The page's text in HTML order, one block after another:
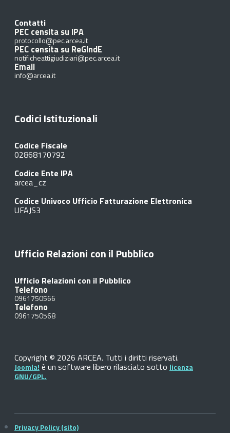
Contatti
PEC censita su IPA
protocollo@pec.arcea.it
PEC censita su ReGIndE
notificheattigiudiziari@pec.arcea.it
Email
info@arcea.it
Codici Istituzionali
Codice Fiscale
02868170792
Codice Ente IPA
arcea_cz
Codice Univoco Ufficio Fatturazione Elettronica
UFAJS3
Ufficio Relazioni con il Pubblico
Ufficio Relazioni con il Pubblico
Telefono
0961750566
Telefono
0961750568
Copyright © 2026 ARCEA. Tutti i diritti riservati.
Joomla! è un software libero rilasciato sotto licenza
GNU/GPL.
Privacy Policy (sito)